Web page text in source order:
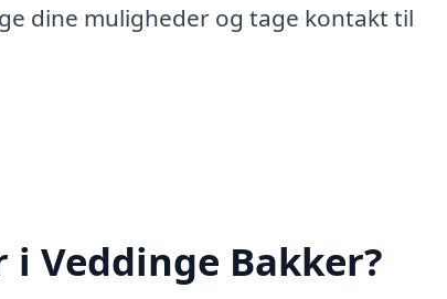
dine muligheder og tage kontakt til
Veddinge Bakker?